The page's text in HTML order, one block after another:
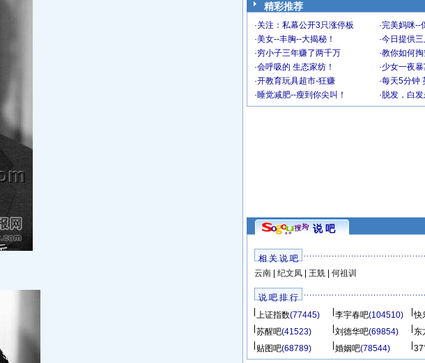
精彩推荐
·关注：私幕公开3只涨停板 ·完美妈咪--
·美女--丰胸--大揭秘！ ·今日提供
·穷小子三年赚了两千万 ·教你如何掏
·会呼吸的 生态家纺！ ·少女一夜暴
·开教育玩具超市-狂赚 ·每天5分钟
·睡觉减肥--瘦到你尖叫！ · 脱发，白
说 吧
相 关 说 吧
云南| 纪文凤| 王兟| 何祖训
说 吧 排 行
上证指数(77445) 李宇春吧(104510) 快
苏醒吧(41523) 刘德华吧(69854) 东
贴图吧(68789) 婚姻吧(78544)